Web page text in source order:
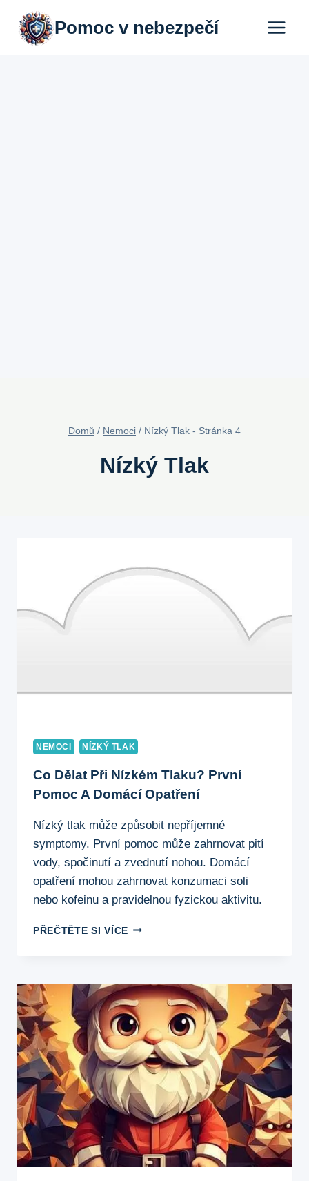
Přeskočit
obsah
Pomoc v nebezpečí
Domů / Nemoci / Nízký Tlak - Stránka 4
Nízký Tlak
NEMOCI NÍZKÝ TLAK
Co Dělat Při Nízkém Tlaku? První
Pomoc A Domácí Opatření
Nízký tlak může způsobit nepříjemné
symptomy. První pomoc může zahrnovat pití
vody, spočinutí a zvednutí nohou. Domácí
opatření mohou zahrnovat konzumaci soli
nebo kofeinu a pravidelnou fyzickou aktivitu.
PŘEČTĚTE SI VÍCECO
TLAKU?
PRVNÍ
POMOC
A
DOMÁCÍ
OPATŘENÍ